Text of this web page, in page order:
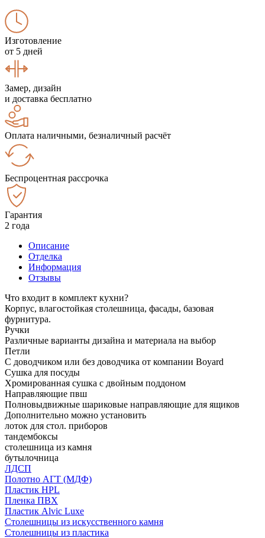
Изготовление
от 5 дней
Замер, дизайн
и доставка бесплатно
Оплата наличными, безналичный расчёт
Беспроцентная рассрочка
Гарантия
2 года
Описание
Отделка
Информация
Отзывы
Что входит в комплект кухни?
Корпус, влагостойкая столешница, фасады, базовая
фурнитура.
Ручки
Различные варианты дизайна и материала на выбор
Петли
С доводчиком или без доводчика от компании Boyard
Сушка для посуды
Хромированная сушка с двойным поддоном
Направляющие пвш
Полновыдвижные шариковые направляющие для ящиков
Дополнительно можно установить
лоток для стол. приборов
тандембоксы
столешница из камня
бутылочница
ЛДСП
Полотно АГТ (МДФ)
Пластик HPL
Пленка ПВХ
Пластик Alvic Luxe
Столешницы из искусственного камня
Столешницы из пластика